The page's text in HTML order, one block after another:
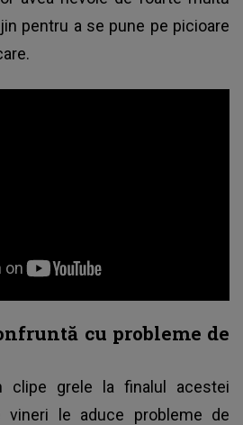
pentru a se pune pe picioare
cu probleme de
clipe grele la finalul acestei
vineri le aduce probleme de